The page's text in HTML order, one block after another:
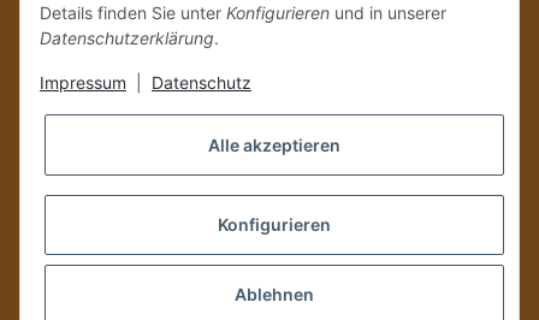
Versand und Zustellung nur an volljährige Personen!
Alle Preise inkl. gesetzlicher USt., zzgl.
Details finden Sie unter Konfigurieren und in unserer
Datenschutzerklärung.
Impressum Datenschutz
Alle akzeptieren
Konfigurieren
Ablehnen